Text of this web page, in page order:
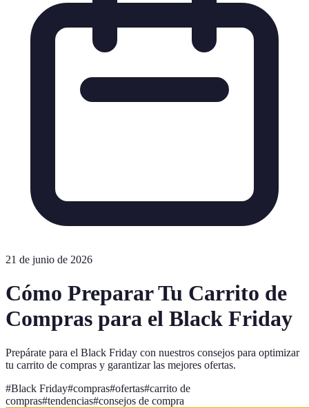
21 de junio de 2026
Cómo Preparar Tu Carrito de
Compras para el Black Friday
Prepárate para el Black Friday con nuestros consejos para optimizar
tu carrito de compras y garantizar las mejores ofertas.
#Black Friday#compras#ofertas#carrito de
compras#tendencias#consejos de compra